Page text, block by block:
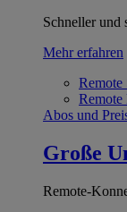
Schneller und
Mehr erfahren
Remote
Remote
Abos und
Große
Remote-